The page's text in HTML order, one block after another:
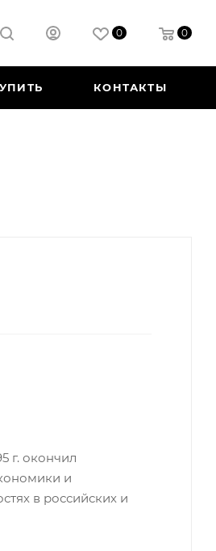
0 0
КОНТАКТЫ
г. окончил
и
в российских и